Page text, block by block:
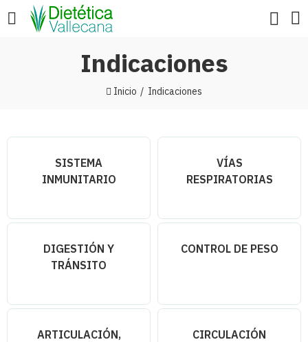
Indicaciones
Inicio Indicaciones
SISTEMA
INMUNITARIO
VÍAS
RESPIRATORIAS
DIGESTIÓN Y
TRÁNSITO
CONTROL DE PESO
ARTICULACIÓN,
CIRCULACIÓN